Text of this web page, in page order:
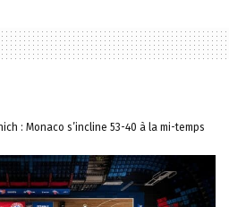
: Monaco s’incline 53-40 à la mi-temps